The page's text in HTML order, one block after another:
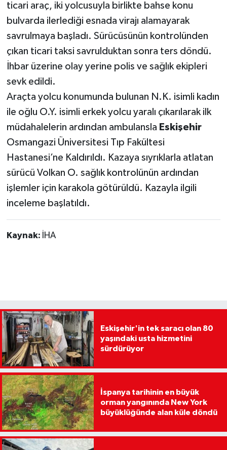
ticari araç, iki yolcusuyla birlikte bahse konu
bulvarda ilerlediği esnada virajı alamayarak
savrulmaya başladı. Sürücüsünün kontrolünden
çıkan ticari taksi savrulduktan sonra ters döndü.
İhbar üzerine olay yerine polis ve sağlık ekipleri
sevk edildi.
Araçta yolcu konumunda bulunan N.K. isimli kadın
ile oğlu O.Y. isimli erkek yolcu yaralı çıkarılarak ilk
müdahalelerin ardından ambulansla Eskişehir
Osmangazi Üniversitesi Tıp Fakültesi
Hastanesi’ne Kaldırıldı. Kazaya sıyrıklarla atlatan
sürücü Volkan O. sağlık kontrolünün ardından
işlemler için karakola götürüldü. Kazayla ilgili
inceleme başlatıldı.
Kaynak: İHA
Eskişehir'in tek saracı olan 80
yaşındaki usta hizmetini
sürdürüyor
İspanya tarihinin en büyük
orman yangınında New York
büyüklüğünde alan küle döndü